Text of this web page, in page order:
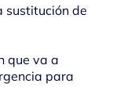
sustitución de
que va a
para